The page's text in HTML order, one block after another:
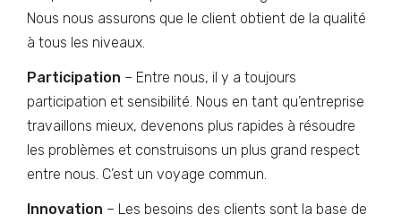
Nous nous assurons que le client obtient de la qualité
à tous les niveaux.
Participation – Entre nous, il y a toujours
participation et sensibilité. Nous en tant qu’entreprise
travaillons mieux, devenons plus rapides à résoudre
les problèmes et construisons un plus grand respect
entre nous. C’est un voyage commun.
Innovation – Les besoins des clients sont la base de